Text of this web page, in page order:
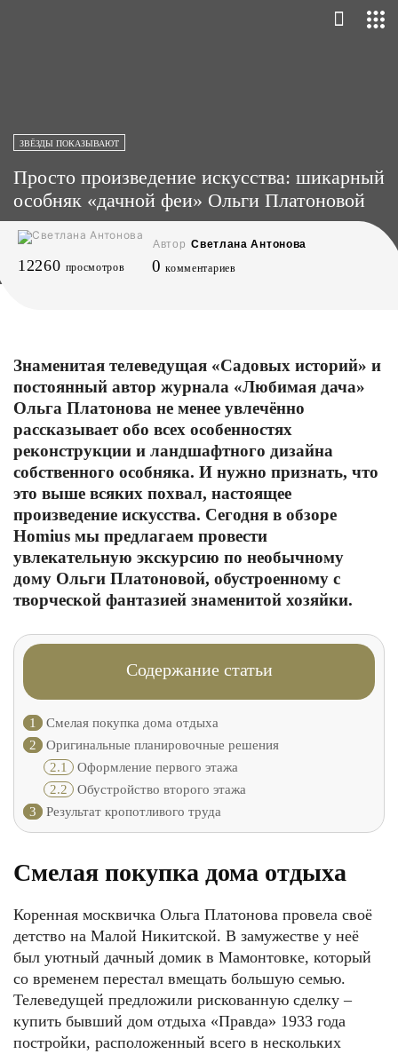
ЗВЁЗДЫ ПОКАЗЫВАЮТ
Просто произведение искусства: шикарный
особняк «дачной феи» Ольги Платоновой
Автор Светлана Антонова
12260 просмотров 0 комментариев
Знаменитая телеведущая «Садовых историй» и
постоянный автор журнала «Любимая дача»
Ольга Платонова не менее увлечённо
рассказывает обо всех особенностях
реконструкции и ландшафтного дизайна
собственного особняка. И нужно признать, что
это выше всяких похвал, настоящее
произведение искусства. Сегодня в обзоре
Homius мы предлагаем провести
увлекательную экскурсию по необычному
дому Ольги Платоновой, обустроенному с
творческой фантазией знаменитой хозяйки.
Содержание статьи
1
Смелая покупка дома отдыха
2
Оригинальные планировочные решения
2.1 Оформление первого этажа
2.2 Обустройство второго этажа
3
Результат кропотливого труда
Смелая покупка дома отдыха
Коренная москвичка Ольга Платонова провела своё
детство на Малой Никитской. В замужестве у неё
был уютный дачный домик в Мамонтовке, который
со временем перестал вмещать большую семью.
Телеведущей предложили рискованную сделку –
купить бывший дом отдыха «Правда» 1933 года
постройки, расположенный всего в нескольких